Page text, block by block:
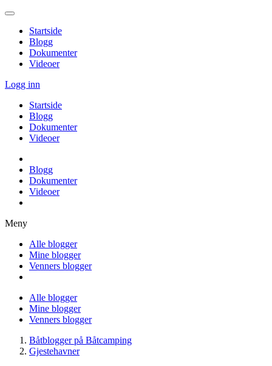
Startside
Blogg
Dokumenter
Videoer
Logg inn
Startside
Blogg
Dokumenter
Videoer
Blogg
Dokumenter
Videoer
Meny
Alle blogger
Mine blogger
Venners blogger
Alle blogger
Mine blogger
Venners blogger
Båtblogger på Båtcamping
Gjestehavner